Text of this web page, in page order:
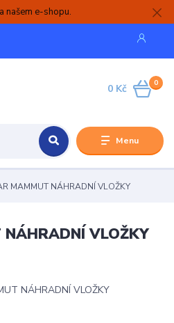
našem e-shopu.
Menu
0
0 Kč
MAMMUT NÁHRADNÍ VLOŽKY
VLOŽKY